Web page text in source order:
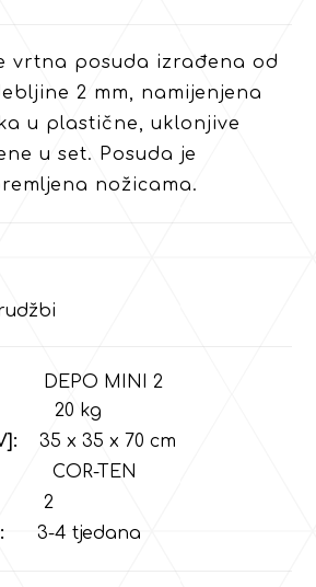
vrtna posuda izrađena od
2 mm, namijenjena
u plastične, uklonjive
u set. Posuda je
nožicama.
DEPO MINI 2
kg
35 x 35 x 70 cm
TEN
3-4 tjedana